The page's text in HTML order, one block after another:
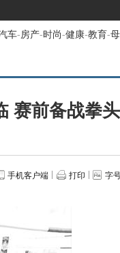
车-房产-时尚-健康-教育-
赛前备战拳
手机客户端 打印 字